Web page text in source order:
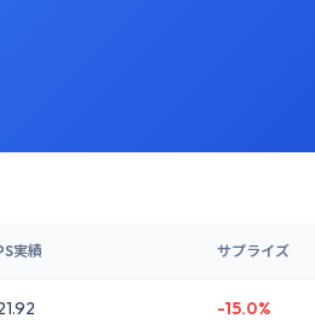
実績 サプライズ
-15.0%